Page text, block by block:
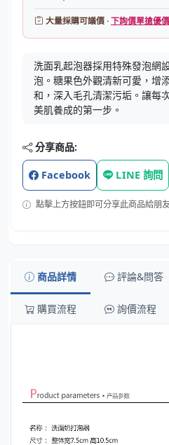
大量採購可議價 ·下詢價單搶優價
洗面乳起泡器採用特殊發泡網
泡。糖果色外觀清新可愛，增
和，深入毛孔清潔污垢。讓每
美肌養成的第一步。
分享商品:
Facebook LINE 詢問
點擊上方按鈕即可分享此商品給朋
商品詳情 評論&問答
購買流程 詢價流程